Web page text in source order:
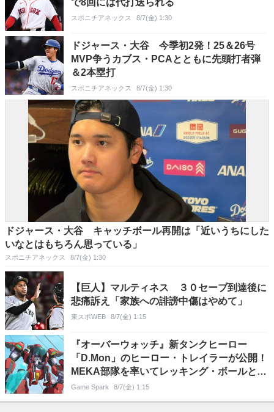
で8回には代打送られる
スポニチアネックス 8/7(金) 1:30
ドジャース・大谷 今季初2発！25＆26号
MVP争うカブス・PCAとともに先頭打者弾
＆2本塁打
スポニチアネックス 8/7(金) 1:30
ドジャース・大谷 キャッチボール再開は「近いうちにした
いなとはもちろん思っている」
スポニチアネックス 8/7(金) 1:30
【巨人】マルティネス ３０セーブ到達後に
悲痛訴え「家族への誹謗中傷はやめて」
東スポWEB 8/7(金) 1:15
『オーバーウォッチ』新タンクヒーロー
「D.Mon」のヒーロー・トレイラーが公開！
MEKA部隊を率いてレッキング・ボールと激
突
Game Spark 8/7(金) 1:15